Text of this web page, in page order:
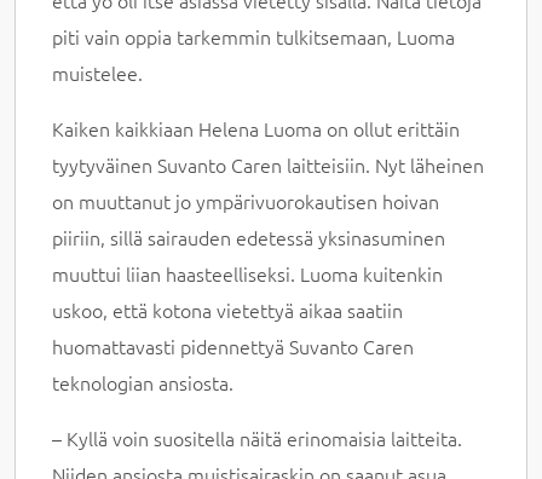
piti vain oppia tarkemmin tulkitsemaan, Luoma
muistelee.
Kaiken kaikkiaan Helena Luoma on ollut erittäin
tyytyväinen Suvanto Caren laitteisiin. Nyt läheinen
on muuttanut jo ympärivuorokautisen hoivan
piiriin, sillä sairauden edetessä yksinasuminen
muuttui liian haasteelliseksi. Luoma kuitenkin
uskoo, että kotona vietettyä aikaa saatiin
huomattavasti pidennettyä Suvanto Caren
teknologian ansiosta.
– Kyllä voin suositella näitä erinomaisia laitteita.
Niiden ansiosta muistisairaskin on saanut asua